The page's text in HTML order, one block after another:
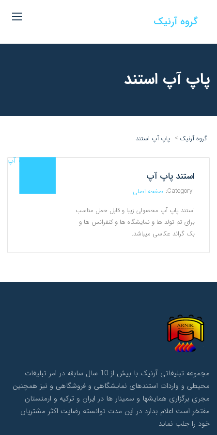
گروه آرنیک
پاپ آپ استند
گروه آرنیک > پاپ آپ استند
استند پاپ آپ
Category: صفحه اصلی
استند پاپ آپ محصولی زیبا و قابل حمل مناسب
برای تم تولد ها و نمایشگاه ها و کنفرانس ها و
بک گراند عکاسی میباشد.
مجموعه تبلیغاتی آرنیک با بیش از 10 سال سابقه در امر تبلیغات
محیطی و واردات استندهای نمایشگاهی و فروشگاهی و نیز همچنین
مجری برگزاری همایشها و سمینار ها در ایران و ترکیه و ارمنستان
مفتخر است اعلام بدارد در این مدت توانسته رضایت اکثر مشتریان
خود را جلب نماید